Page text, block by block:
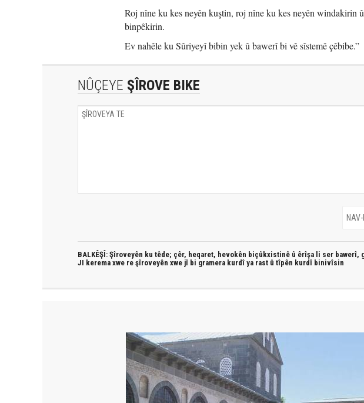
Roj nîne ku kes neyên kuştin, roj nîne ku kes neyên windakirin
binpêkirin.
Ev nahêle ku Sûriyeyî bibin yek û bawerî bi vê sîstemê çêbibe.”
NÛÇEYE ŞÎROVE BIKE
BALKÊŞÎ: Şîroveyên ku têde; çêr, heqaret, hevokên biçûkxistinê û êrîşa li ser bawerî,
JI kerema xwe re şîroveyên xwe jî bi gramera kurdî ya rast û tîpên kurdî binivîsin